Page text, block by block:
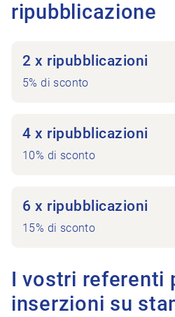
ripubblicazione
2 x ripubblicazioni
5% di sconto
4 x ripubblicazioni
10% di sconto
6 x ripubblicazioni
15% di sconto
I vostri referenti
inserzioni su